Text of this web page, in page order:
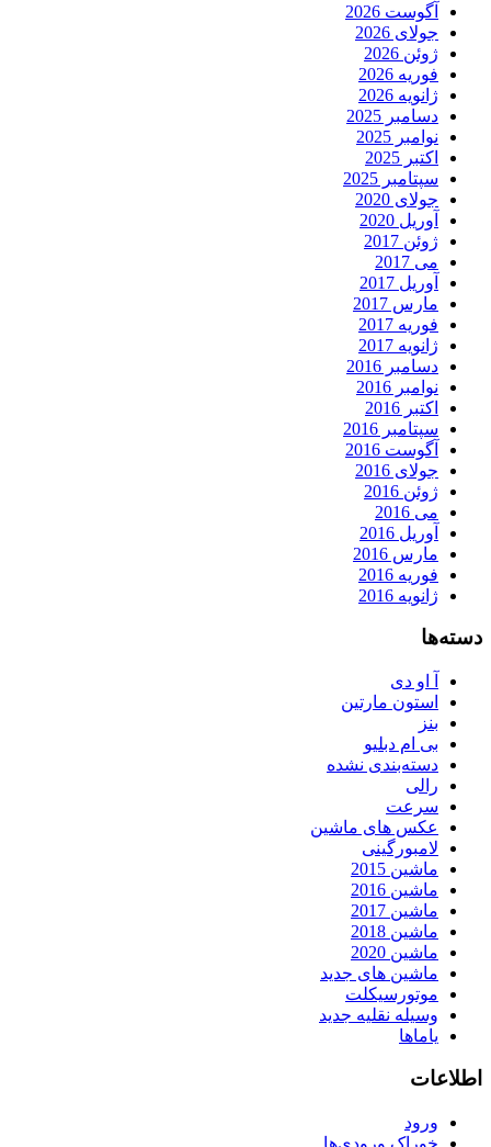
آگوست 2026
جولای 2026
ژوئن 2026
فوریه 2026
ژانویه 2026
دسامبر 2025
نوامبر 2025
اکتبر 2025
سپتامبر 2025
جولای 2020
آوریل 2020
ژوئن 2017
می 2017
آوریل 2017
مارس 2017
فوریه 2017
ژانویه 2017
دسامبر 2016
نوامبر 2016
اکتبر 2016
سپتامبر 2016
آگوست 2016
جولای 2016
ژوئن 2016
می 2016
آوریل 2016
مارس 2016
فوریه 2016
ژانویه 2016
دسته‌ها
آ او دی
استون مارتین
بنز
بی ام دبلیو
دسته‌بندی نشده
رالی
سرعت
عکس های ماشین
لامبورگینی
ماشین 2015
ماشین 2016
ماشین 2017
ماشین 2018
ماشین 2020
ماشین های جدید
موتورسیکلت
وسیله نقلیه جدید
یاماها
اطلاعات
ورود
خوراک ورودی‌ها